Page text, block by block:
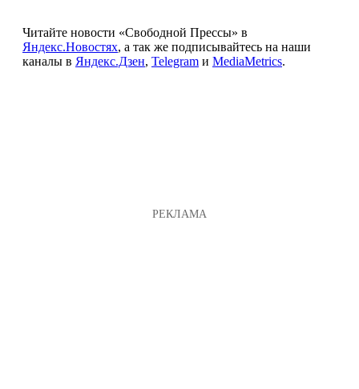
Читайте новости «Свободной Прессы» в
Яндекс.Новостях, а так же подписывайтесь на наши
каналы в Яндекс.Дзен, Telegram и MediaMetrics.